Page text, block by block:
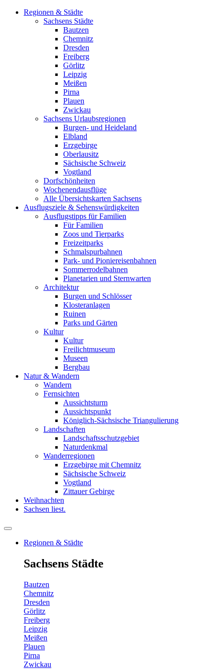
Regionen & Städte
Sachsens Städte
Bautzen
Chemnitz
Dresden
Freiberg
Görlitz
Leipzig
Meißen
Pirna
Plauen
Zwickau
Sachsens Urlaubsregionen
Burgen- und Heideland
Elbland
Erzgebirge
Oberlausitz
Sächsische Schweiz
Vogtland
Dorfschönheiten
Wochenendausflüge
Alle Übersichtskarten Sachsens
Ausflugsziele & Sehenswürdigkeiten
Ausflugstipps für Familien
Für Familien
Zoos und Tierparks
Freizeitparks
Schmalspurbahnen
Park- und Pioniereisenbahnen
Sommerrodelbahnen
Planetarien und Sternwarten
Architektur
Burgen und Schlösser
Klosteranlagen
Ruinen
Parks und Gärten
Kultur
Kultur
Freilichtmuseum
Museen
Bergbau
Natur & Wandern
Wandern
Fernsichten
Aussichtsturm
Aussichtspunkt
Königlich-Sächsische Triangulierung
Landschaften
Landschaftsschutzgebiet
Naturdenkmal
Wanderregionen
Erzgebirge mit Chemnitz
Sächsische Schweiz
Vogtland
Zittauer Gebirge
Weihnachten
Sachsen liest.
Regionen & Städte
Sachsens Städte
Bautzen
Chemnitz
Dresden
Görlitz
Freiberg
Leipzig
Meißen
Plauen
Pirna
Zwickau